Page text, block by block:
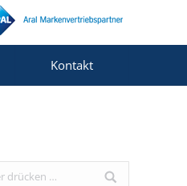
Kontakt